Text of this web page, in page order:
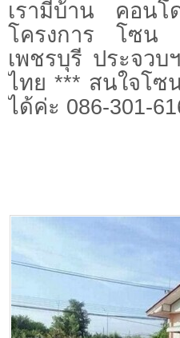
เรามีบ้าน คอน
โครงการ โซน
เพชรบุรี ประจว
ไทย *** สนใจโซ
ได้ค่ะ 086-301-